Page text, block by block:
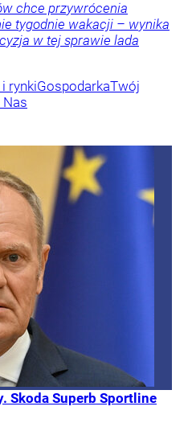
chce przywrócenia
tygodnie wakacji – wynika
w tej sprawie lada
rynkiGospodarkaTwój
Nas
Skoda Superb Sportline